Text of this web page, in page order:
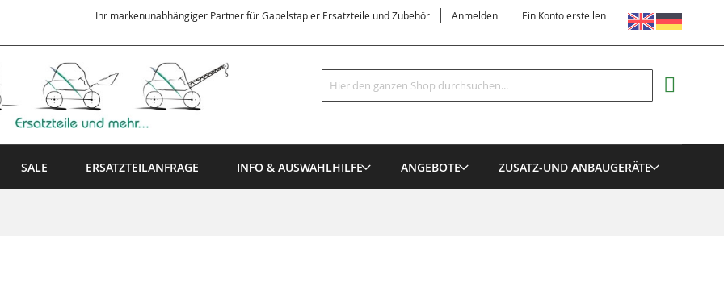
SPRACHE
Ihr markenunabhängiger Partner für Gabelstapler Ersatzteile und Zubehör Anmelden Ein Konto erstellen
Suche
Suche
SALE ERSATZTEILANFRAGE INFO & AUSWAHLHILFE ANGEBOTE ZUSATZ-UND ANBAUGERÄTE